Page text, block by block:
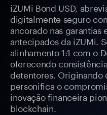
iZUMi Bond USD,
digitalmente seguro
ancorado nas garantias
antecipados da iZUMi.
alinhamento 1:1 com o
oferecendo
detentores. Originando
personifica o
inovação financeira
blockchain.